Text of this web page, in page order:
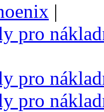
|
pro
pro
pro